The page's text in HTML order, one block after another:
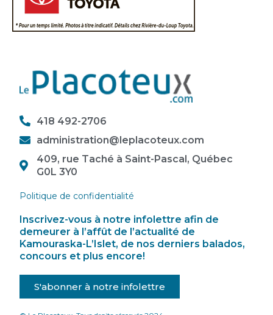
418 492-2706
administration@leplacoteux.com
409, rue Taché à Saint-Pascal, Québec
G0L 3Y0
Politique de confidentialité
Inscrivez-vous à notre infolettre afin de
demeurer à l’affût de l’actualité de
Kamouraska-L’Islet, de nos derniers balados,
concours et plus encore!
S'abonner à notre infolettre